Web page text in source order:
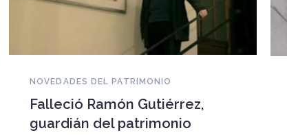
NOVEDADES DEL PATRIMONIO
EEUU devuelve a Cuba
documentos históricos